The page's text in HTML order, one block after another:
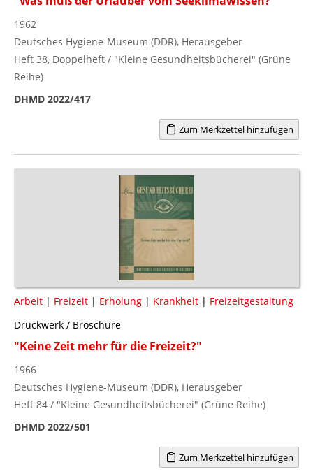
1962
Deutsches Hygiene-Museum (DDR), Herausgeber
Heft 38, Doppelheft / "Kleine Gesundheitsbücherei" (Grüne
Reihe)
DHMD 2022/417
Zum Merkzettel hinzufügen
Arbeit | Freizeit | Erholung | Krankheit | Freizeitgestaltung
Druckwerk / Broschüre
"Keine Zeit mehr für die Freizeit?"
1966
Deutsches Hygiene-Museum (DDR), Herausgeber
Heft 84 / "Kleine Gesundheitsbücherei" (Grüne Reihe)
DHMD 2022/501
Zum Merkzettel hinzufügen